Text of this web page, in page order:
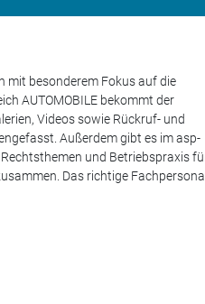
mit besonderem Fokus auf die
AUTOMOBILE bekommt der
Videos sowie Rückruf- und
Außerdem gibt es im asp-
und Betriebspraxis
Das richtige Fachpersonal